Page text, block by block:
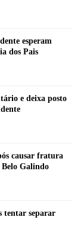
esperam
dos Pais
e deixa posto
causar fratura
Galindo
tentar separar